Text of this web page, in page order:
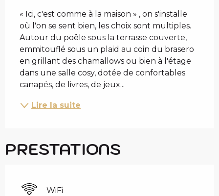
« Ici, c'est comme à la maison » , on s'installe
où l'on se sent bien, les choix sont multiples.
Autour du poêle sous la terrasse couverte,
emmitouflé sous un plaid au coin du brasero
en grillant des chamallows ou bien à l'étage
dans une salle cosy, dotée de confortables
canapés, de livres, de jeux...
Lire la suite
PRESTATIONS
WiFi